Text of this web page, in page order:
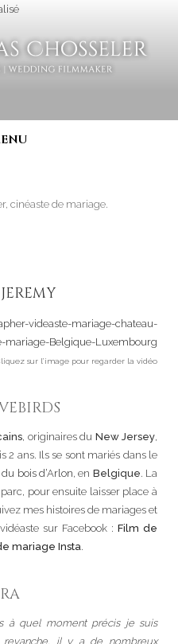
cinéaste de mariage.
sur l’image pour regarder la vidéo
, originaires du New Jersey,
2 ans. Ils se sont mariés dans le
bois d’Arlon, en Belgique. La
pour ensuite laisser place à
mes histoires de mariages et
sur Facebook : Film de
mariage Insta.
à quel moment précis je suis
il y a de nombreux